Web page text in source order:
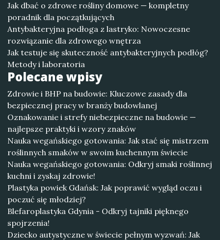
Jak dbać o zdrowe rośliny domowe — kompletny
poradnik dla początkujących
Antybakteryjna podłoga z lastryko: Nowoczesne
rozwiązanie dla zdrowego wnętrza
Jak testuje się skuteczność antybakteryjnych podłóg?
Metody i laboratoria
Polecane wpisy
Zdrowie i BHP na budowie: Kluczowe zasady dla
bezpiecznej pracy w branży budowlanej
Oznakowanie i strefy niebezpieczne na budowie —
najlepsze praktyki i wzory znaków
Nauka wegańskiego gotowania: Jak stać się mistrzem
roślinnych smaków w swoim kuchennym świecie
Nauka wegańskiego gotowania: Odkryj smaki roślinnej
kuchni i zyskaj zdrowie!
Plastyka powiek Gdańsk: Jak poprawić wygląd oczu i
poczuć się młodziej?
Blefaroplastyka Gdynia - Odkryj tajniki pięknego
spojrzenia!
Dziecko autystyczne w świecie pełnym wyzwań: Jak